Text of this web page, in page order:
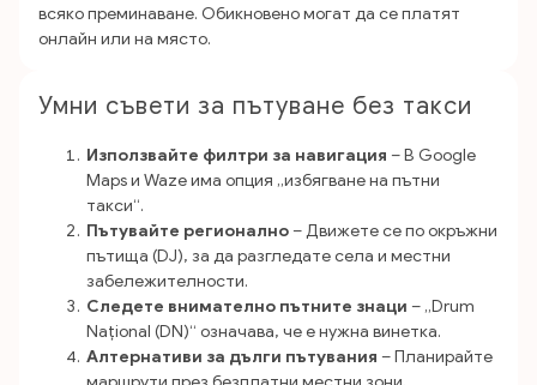
всяко преминаване. Обикновено могат да се платят
онлайн или на място.
Умни съвети за пътуване без такси
Използвайте филтри за навигация – В Google
Maps и Waze има опция „избягване на пътни
такси“.
Пътувайте регионално – Движете се по окръжни
пътища (DJ), за да разгледате села и местни
забележителности.
Следете внимателно пътните знаци – „Drum
Național (DN)“ означава, че е нужна винетка.
Алтернативи за дълги пътувания – Планирайте